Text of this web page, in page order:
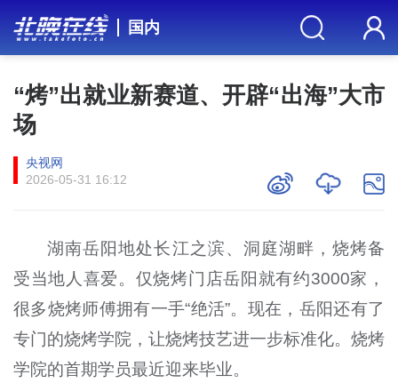
国内
“烤”出就业新赛道、开辟“出海”大市
场
央视网
2026-05-31 16:12
湖南岳阳地处长江之滨、洞庭湖畔，烧烤备
受当地人喜爱。仅烧烤门店岳阳就有约3000家，
很多烧烤师傅拥有一手“绝活”。现在，岳阳还有了
专门的烧烤学院，让烧烤技艺进一步标准化。烧烤
学院的首期学员最近迎来毕业。